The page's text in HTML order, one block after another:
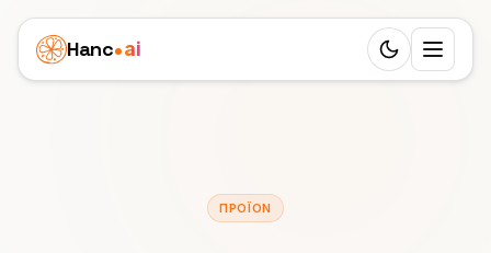
Hanc ai
Switch to
Επιχειρηματικές περιπτώσεις
ΠΡΟΪΌΝ